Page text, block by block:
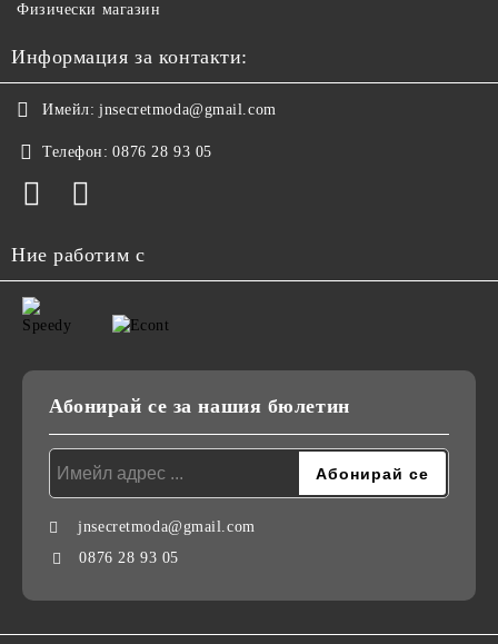
Физически магазин
Информация за контакти:
Имейл: jnsecretmoda@gmail.com
Телефон: 0876 28 93 05
Ние работим с
Абонирай се за нашия бюлетин
jnsecretmoda@gmail.com
0876 28 93 05